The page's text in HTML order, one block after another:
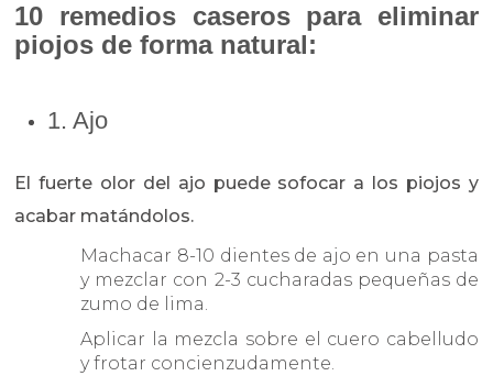
10 remedios caseros para eliminar
piojos de forma natural:
1. Ajo
El fuerte olor del ajo puede sofocar a los piojos y
acabar matándolos.
Machacar 8-10 dientes de ajo en una pasta
y mezclar con 2-3 cucharadas pequeñas de
zumo de lima.
Aplicar la mezcla sobre el cuero cabelludo
y frotar concienzudamente.